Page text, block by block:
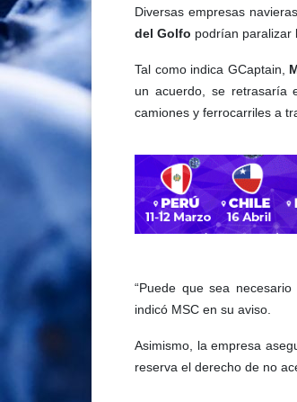
Diversas empresas
del Golfo podrían paralizar
Tal como indica GCaptain,
un acuerdo, se retrasaría
camiones y ferrocarriles a
“Puede que sea
indicó MSC en su aviso.
Asimismo, la empresa
reserva el derecho de no